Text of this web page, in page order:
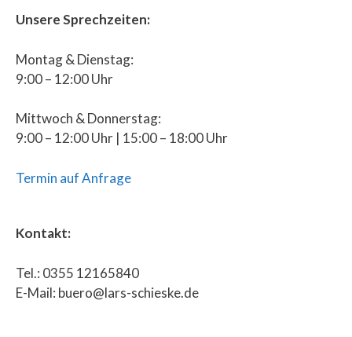
Unsere Sprechzeiten:
Montag & Dienstag:
9:00 – 12:00 Uhr
Mittwoch & Donnerstag:
9:00 – 12:00 Uhr | 15:00 – 18:00 Uhr
Termin auf Anfrage
Kontakt:
Tel.: 0355 12165840
E-Mail: buero@lars-schieske.de